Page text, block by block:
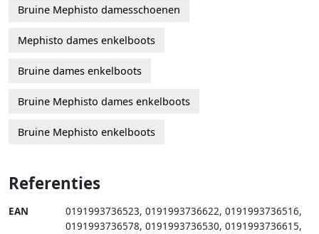
Bruine Mephisto damesschoenen
Mephisto dames enkelboots
Bruine dames enkelboots
Bruine Mephisto dames enkelboots
Bruine Mephisto enkelboots
Referenties
EAN 0191993736523, 0191993736622, 0191993736516,
0191993736578, 0191993736530, 0191993736615,